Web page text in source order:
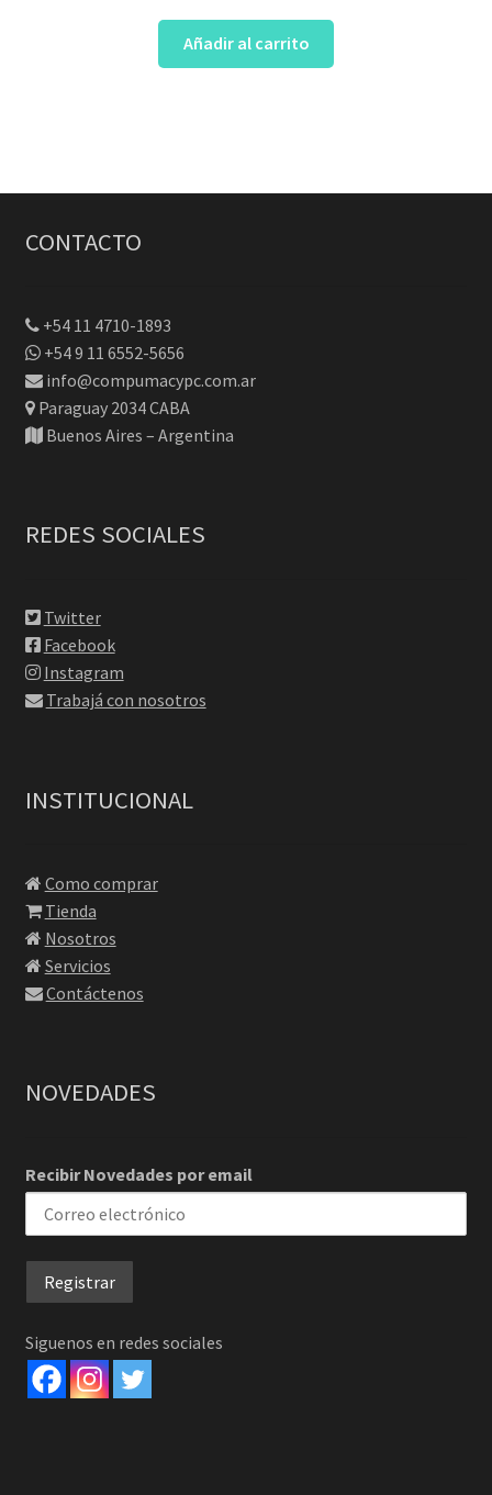
Añadir al carrito
CONTACTO
+54 11 4710-1893
+54 9 11 6552-5656
info@compumacypc.com.ar
Paraguay 2034 CABA
Buenos Aires – Argentina
REDES SOCIALES
Twitter
Facebook
Instagram
Trabajá con nosotros
INSTITUCIONAL
Como comprar
Tienda
Nosotros
Servicios
Contáctenos
NOVEDADES
Recibir Novedades por email
Siguenos en redes sociales